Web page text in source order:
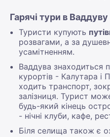
Гарячі тури в Ваддуву
Туристи купують
розвагами, а за
усамітненням.
Ваддува знаходиться
курортів - Калутара
ходить транспорт,
залізниця. Турист
будь-який кінець
- нічні клуби, кафе,
Біля селища також є